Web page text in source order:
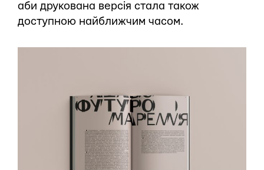
аби друкована версія стала також
доступною найближчим часом.